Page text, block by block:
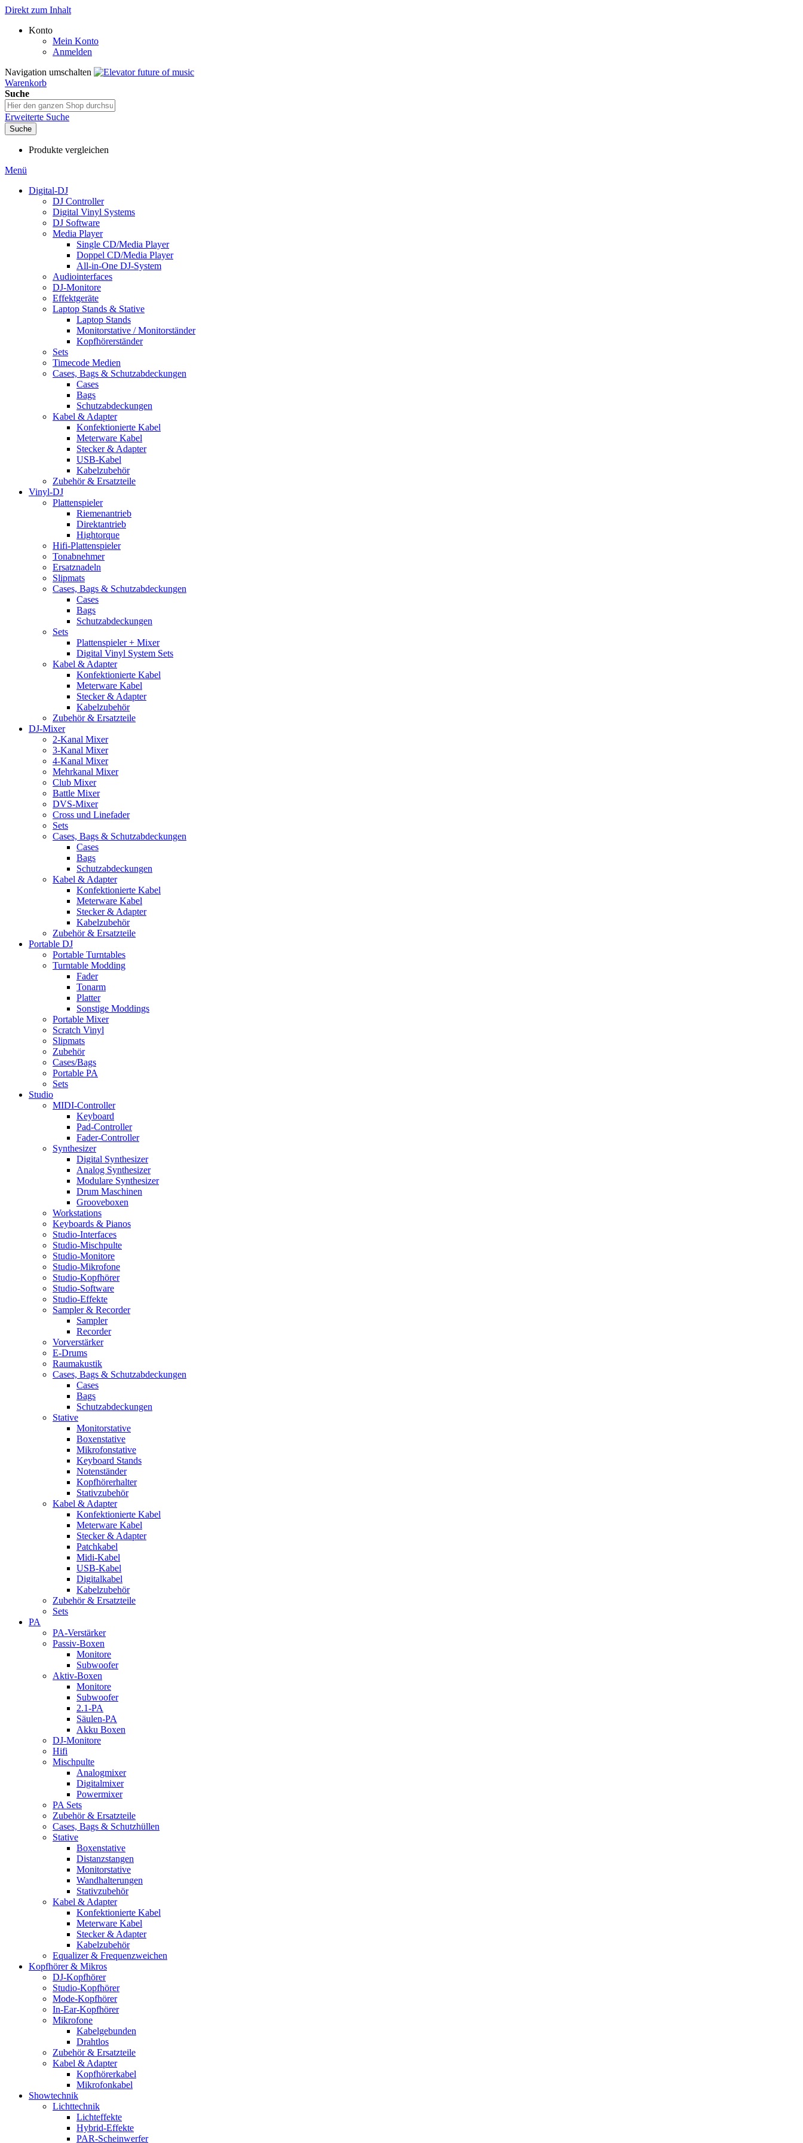
Direkt zum Inhalt
Konto
Mein Konto
Anmelden
Navigation umschalten
Warenkorb
Suche
Erweiterte Suche
Suche
Produkte vergleichen
Menü
Digital-DJ
DJ Controller
Digital Vinyl Systems
DJ Software
Media Player
Single CD/Media Player
Doppel CD/Media Player
All-in-One DJ-System
Audiointerfaces
DJ-Monitore
Effektgeräte
Laptop Stands & Stative
Laptop Stands
Monitorstative / Monitorständer
Kopfhörerständer
Sets
Timecode Medien
Cases, Bags & Schutzabdeckungen
Cases
Bags
Schutzabdeckungen
Kabel & Adapter
Konfektionierte Kabel
Meterware Kabel
Stecker & Adapter
USB-Kabel
Kabelzubehör
Zubehör & Ersatzteile
Vinyl-DJ
Plattenspieler
Riemenantrieb
Direktantrieb
Hightorque
Hifi-Plattenspieler
Tonabnehmer
Ersatznadeln
Slipmats
Cases, Bags & Schutzabdeckungen
Cases
Bags
Schutzabdeckungen
Sets
Plattenspieler + Mixer
Digital Vinyl System Sets
Kabel & Adapter
Konfektionierte Kabel
Meterware Kabel
Stecker & Adapter
Kabelzubehör
Zubehör & Ersatzteile
DJ-Mixer
2-Kanal Mixer
3-Kanal Mixer
4-Kanal Mixer
Mehrkanal Mixer
Club Mixer
Battle Mixer
DVS-Mixer
Cross und Linefader
Sets
Cases, Bags & Schutzabdeckungen
Cases
Bags
Schutzabdeckungen
Kabel & Adapter
Konfektionierte Kabel
Meterware Kabel
Stecker & Adapter
Kabelzubehör
Zubehör & Ersatzteile
Portable DJ
Portable Turntables
Turntable Modding
Fader
Tonarm
Platter
Sonstige Moddings
Portable Mixer
Scratch Vinyl
Slipmats
Zubehör
Cases/Bags
Portable PA
Sets
Studio
MIDI-Controller
Keyboard
Pad-Controller
Fader-Controller
Synthesizer
Digital Synthesizer
Analog Synthesizer
Modulare Synthesizer
Drum Maschinen
Grooveboxen
Workstations
Keyboards & Pianos
Studio-Interfaces
Studio-Mischpulte
Studio-Monitore
Studio-Mikrofone
Studio-Kopfhörer
Studio-Software
Studio-Effekte
Sampler & Recorder
Sampler
Recorder
Vorverstärker
E-Drums
Raumakustik
Cases, Bags & Schutzabdeckungen
Cases
Bags
Schutzabdeckungen
Stative
Monitorstative
Boxenstative
Mikrofonstative
Keyboard Stands
Notenständer
Kopfhörerhalter
Stativzubehör
Kabel & Adapter
Konfektionierte Kabel
Meterware Kabel
Stecker & Adapter
Patchkabel
Midi-Kabel
USB-Kabel
Digitalkabel
Kabelzubehör
Zubehör & Ersatzteile
Sets
PA
PA-Verstärker
Passiv-Boxen
Monitore
Subwoofer
Aktiv-Boxen
Monitore
Subwoofer
2.1-PA
Säulen-PA
Akku Boxen
DJ-Monitore
Hifi
Mischpulte
Analogmixer
Digitalmixer
Powermixer
PA Sets
Zubehör & Ersatzteile
Cases, Bags & Schutzhüllen
Stative
Boxenstative
Distanzstangen
Monitorstative
Wandhalterungen
Stativzubehör
Kabel & Adapter
Konfektionierte Kabel
Meterware Kabel
Stecker & Adapter
Kabelzubehör
Equalizer & Frequenzweichen
Kopfhörer & Mikros
DJ-Kopfhörer
Studio-Kopfhörer
Mode-Kopfhörer
In-Ear-Kopfhörer
Mikrofone
Kabelgebunden
Drahtlos
Zubehör & Ersatzteile
Kabel & Adapter
Kopfhörerkabel
Mikrofonkabel
Showtechnik
Lichttechnik
Lichteffekte
Hybrid-Effekte
PAR-Scheinwerfer